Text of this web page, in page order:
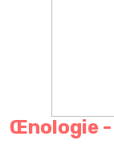
Œnologie